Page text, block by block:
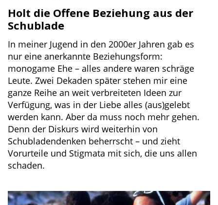
Holt die Offene Beziehung aus der
Schublade
In meiner Jugend in den 2000er Jahren gab es
nur eine anerkannte Beziehungsform:
monogame Ehe – alles andere waren schräge
Leute. Zwei Dekaden später stehen mir eine
ganze Reihe an weit verbreiteten Ideen zur
Verfügung, was in der Liebe alles (aus)gelebt
werden kann. Aber da muss noch mehr gehen.
Denn der Diskurs wird weiterhin von
Schubladendenken beherrscht – und zieht
Vorurteile und Stigmata mit sich, die uns allen
schaden.